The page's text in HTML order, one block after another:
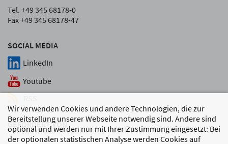
Wir verwenden Cookies und andere Technologien, die zur
Bereitstellung unserer Webseite notwendig sind. Andere sind
optional und werden nur mit Ihrer Zustimmung eingesetzt: Bei
der optionalen statistischen Analyse werden Cookies auf
SOCIAL MEDIA
LinkedIn
Youtube
Tel. +49 345 68178-0
Fax +49 345 68178-47
GEFÖRDERT VON